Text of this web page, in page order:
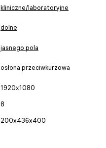
kliniczne/laboratoryjne
dolne
jasnego pola
osłona przeciwkurzowa
1920x1080
8
200x436x400